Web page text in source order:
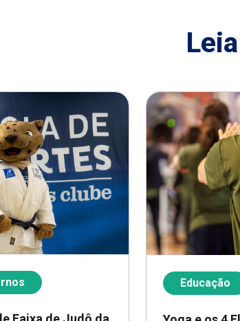
Faixa de Judô da
Educação
Yoga e os 4